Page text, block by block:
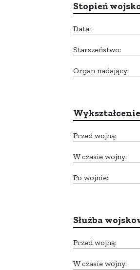
Stopień
Data:
Starszeństwo:
Organ nadający:
Przed wojną:
W czasie wojny:
Po wojnie:
Służba
Przed wojną:
W czasie wojny: